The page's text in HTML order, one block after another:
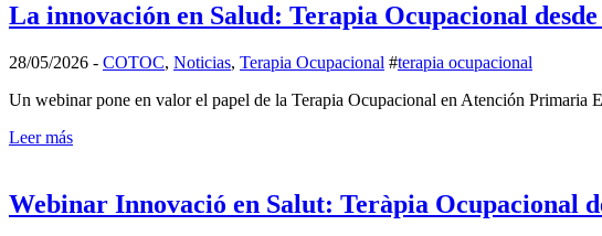
La innovación en Salud: Terapia Ocupacional
28/05/2026 - COTOC, Noticias, Terapia Ocupacional #terapia ocupacional
Un webinar pone en valor el papel de la Terapia Ocupacional en Atención
Leer más
Webinar Innovació en Salut: Teràpia Ocupacional